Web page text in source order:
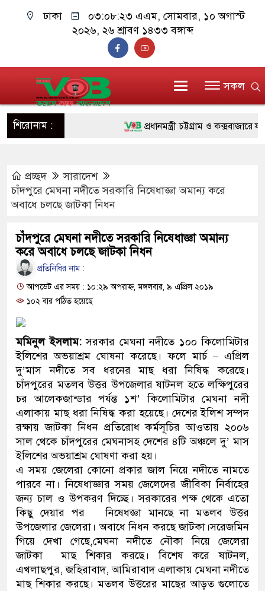
ঢাকা ০৩:০৮:২৪ এএম, সোমবার, ১০ অগাস্ট
২০২৬, ২৬ শ্রাবণ ১৪৩৩ বঙ্গাব্দ
সকল
শিরোনাম : প্রধানমন্ত্রী চট্টগ্রাম ও কক্সবাজারে
রিকশা
ফ্যাসিবাদবিরোধী আন্দোলনে
উদ্ধার
জনগণ পরিবর্তন চেয়েছে বলেই
প্রধানমন্ত্রী
মিরপুর মডেল থানার অভিযানে ৯০
মাদক কারবারি গ্রেফতার
২৮ লাখ টাকার জাল নোটসহ দুইজনকে
থানা পুলিশ
যেকোনো সময় বেনজীরের প্রত্যাবর্তন
নেতৃত্ব ও গণতন্ত্রের মূর্তমান প্রতীক বেগম
প্রচ্ছদ
সারাদেশ
চাঁদপুরে মেঘনা নদীতে সরকারি নিষেধাজ্ঞা অমান্য করে
অবাধে চলছে জাটকা নিধন
চাঁদপুরে মেঘনা নদীতে সরকারি নিষেধাজ্ঞা অমান্য
করে অবাধে চলছে জাটকা নিধন
প্রতিনিধির নাম :
আপডেট এর সময় : ১০:২৯ অপরাহ্ন, মঙ্গলবার, ৯ এপ্রিল ২০১৯
১০২ বার পঠিত হয়েছে
মমিনুল ইসলাম:সরকার মেঘনা নদীতে ১০০ কিলোমিটার
ইলিশের অভয়াশ্রম ঘোষনা করেছে। ফলে মার্চ – এপ্রিল
দু’মাস নদীতে সব ধরনের মাছ ধরা নিষিদ্ধ করেছে।
চাঁদপুরের মতলব উত্তর উপজেলার ষাটনল হতে লক্ষিপুরের
চর আলেকজান্ডার পর্যন্ত ১শ’ কিলোমিটার মেঘনা নদী
এলাকায় মাছ ধরা নিষিদ্ধ করা হয়েছে। দেশের ইলিশ সম্পদ
রক্ষায় জাটকা নিধন প্রতিরোধ কর্মসূচির আওতায় ২০০৬
সাল থেকে চাঁদপুরের মেঘনাসহ দেশের ৪টি অঞ্চলে দু’ মাস
ইলিশের অভয়াশ্রম ঘোষণা করা হয়।
এ সময় জেলেরা কোনো প্রকার জাল নিয়ে নদীতে নামতে
পারবে না। নিষেধাজ্ঞার সময় জেলেদের জীবিকা নির্বাহের
জন্য চাল ও উপকরণ দিচ্ছে। সরকারের পক্ষ থেকে এতো
কিছু দেয়ার পর নিষেধজ্ঞা মানছে না মতলব উত্তর
উপজেলার জেলেরা। অবাধে নিধন করছে জাটকা।সরেজমিন
গিয়ে দেখা গেছে,মেঘনা নদীতে নৌকা নিয়ে জেলেরা
জাটকা মাছ শিকার করছে। বিশেষ করে ষাটনল,
এখলাছপুর, জহিরাবাদ, আমিরাবাদ এলাকায় মেঘনা নদীতে
মাছ শিকার করছে। মতলব উত্তরের মাছের আড়ত গুলোতে